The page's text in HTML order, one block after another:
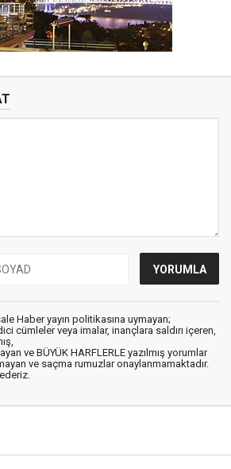
Haber yayın politikasına uymayan;
cümleler veya imalar, inançlara saldırı içeren,
ve BÜYÜK HARFLERLE yazılmış yorumlar
ve saçma rumuzlar onaylanmamaktadır.